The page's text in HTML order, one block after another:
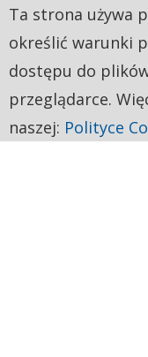
Ta strona używa
określić warunki
dostępu do
przeglądarce.
naszej: Polityce